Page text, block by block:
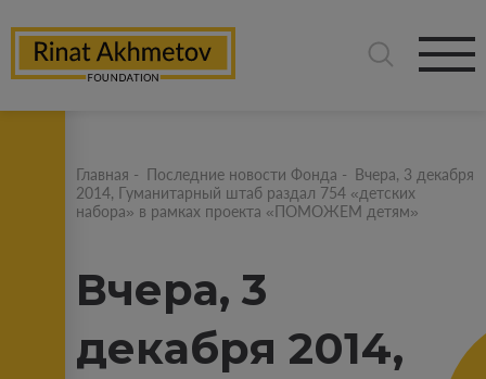
Главная - Последние новости Фонда - Вчера, 3 декабря
2014, Гуманитарный штаб раздал 754 «детских
набора» в рамках проекта «ПОМОЖЕМ детям»
Вчера, 3
декабря 2014,